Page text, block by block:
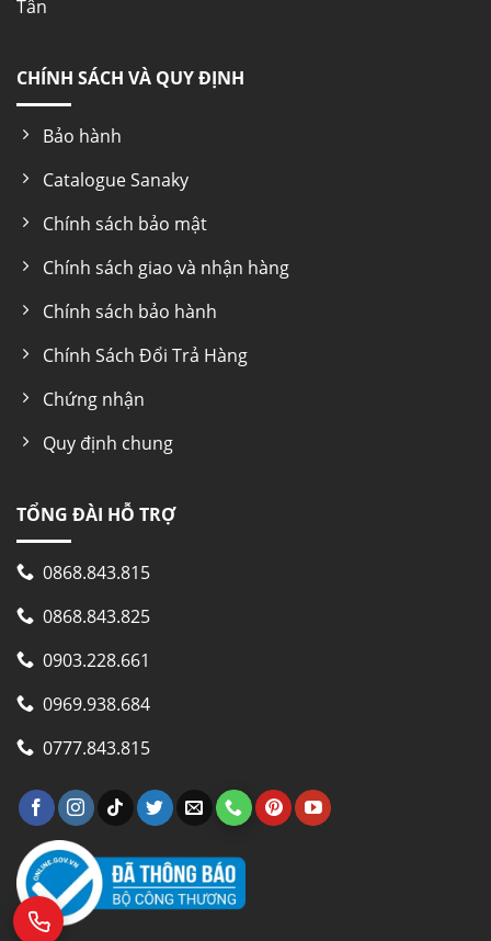
Tân
CHÍNH SÁCH VÀ QUY ĐỊNH
Bảo hành
Catalogue Sanaky
Chính sách bảo mật
Chính sách giao và nhận hàng
Chính sách bảo hành
Chính Sách Đổi Trả Hàng
Chứng nhận
Quy định chung
TỔNG ĐÀI HỖ TRỢ
0868.843.815
0868.843.825
0903.228.661
0969.938.684
0777.843.815